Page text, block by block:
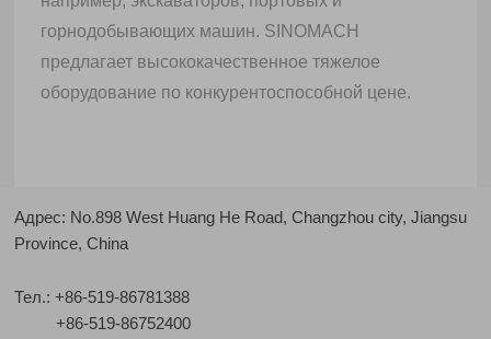
горнодобывающих машин. SINOMACH
предлагает высококачественное тяжелое
оборудование по конкурентоспособной цене.
Адрес: No.898 West Huang He Road, Changzhou city, Jiangsu
Province, China
Тел.:+86-519-86781388
+86-519-86752400